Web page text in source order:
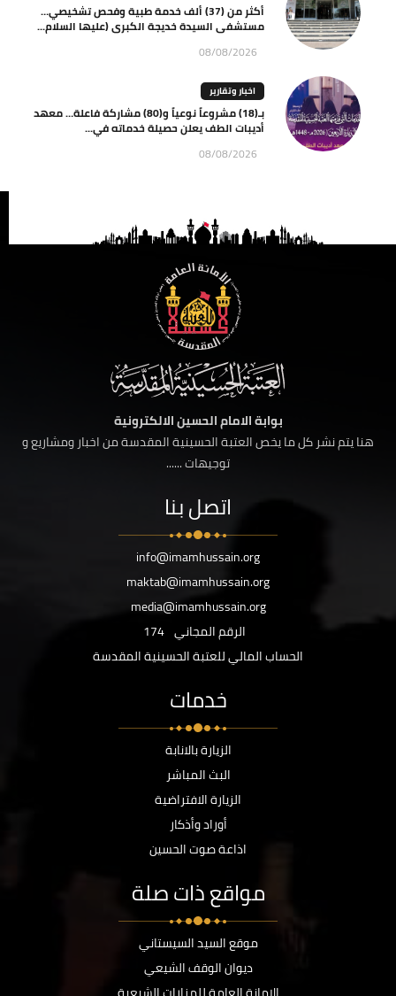
أكثر من (37) ألف خدمة طبية وفحص تشخيصي…
مستشفى السيدة خديجة الكبرى (عليها السلام...
08/08/2026
اخبار وتقارير
بـ(18) مشروعاً نوعياً و(80) مشاركة فاعلة… معهد
أديبات الطف يعلن حصيلة خدماته في...
08/08/2026
بوابة الامام الحسين الالكترونية
هنا يتم نشر كل ما يخص العتبة الحسينية المقدسة من اخبار ومشاريع و
توجيهات ......
اتصل بنا
info@imamhussain.org
maktab@imamhussain.org
media@imamhussain.org
الرقم المجاني 174
الحساب المالي للعتبة الحسينية المقدسة
خدمات
الزيارة بالانابة
البث المباشر
الزيارة الافتراضية
أوراد وأذكار
اذاعة صوت الحسين
مواقع ذات صلة
موقع السيد السيستاني
ديوان الوقف الشيعي